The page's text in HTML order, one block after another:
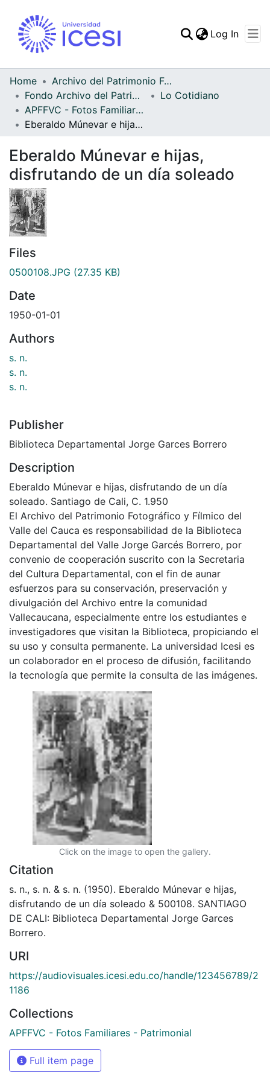
Statistics
Log In
Home
Archivo del Patrimonio Fotográfico y Fílmico del Valle del Cauca
Fondo Archivo del Patrimonio Fotográfico y Fílmico del Valle del Cauca
Lo Cotidiano
APFFVC - Fotos Familiares - Patrimonial
Eberaldo Múnevar e hijas, disfrutando de un día soleado
Eberaldo Múnevar e hijas,
disfrutando de un día soleado
Files
0500108.JPG (27.35 KB)
Date
1950-01-01
Authors
s. n.
s. n.
s. n.
Publisher
Biblioteca Departamental Jorge Garces Borrero
Description
Eberaldo Múnevar e hijas, disfrutando de un día
soleado. Santiago de Cali, C. 1.950
El Archivo del Patrimonio Fotográfico y Fílmico del
Valle del Cauca es responsabilidad de la Biblioteca
Departamental del Valle Jorge Garcés Borrero, por
convenio de cooperación suscrito con la Secretaria
del Cultura Departamental, con el fin de aunar
esfuerzos para su conservación, preservación y
divulgación del Archivo entre la comunidad
Vallecaucana, especialmente entre los estudiantes e
investigadores que visitan la Biblioteca, propiciando el
su uso y consulta permanente. La universidad Icesi es
un colaborador en el proceso de difusión, facilitando
la tecnología que permite la consulta de las imágenes.
Click on the image to open the gallery.
Citation
s. n., s. n. & s. n. (1950). Eberaldo Múnevar e hijas,
disfrutando de un día soleado & 500108. SANTIAGO
DE CALI: Biblioteca Departamental Jorge Garces
Borrero.
URI
https://audiovisuales.icesi.edu.co/handle/123456789/2
1186
Collections
APFFVC - Fotos Familiares - Patrimonial
Full item page